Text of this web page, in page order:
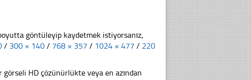
göntüleyip kaydetmek istiyorsanız,
/ 300 × 140 / 768 × 357 / 1024 × 477 / 220
HD çözünürlükte veya en azından